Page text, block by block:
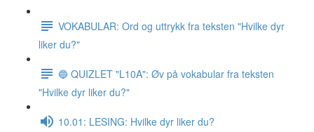
VOKABULAR: Ord og uttrykk fra teksten "Hvilke dyr
liker du?"
🔵 QUIZLET "L10A": Øv på vokabular fra teksten
"Hvilke dyr liker du?"
10.01: LESING: Hvilke dyr liker du?